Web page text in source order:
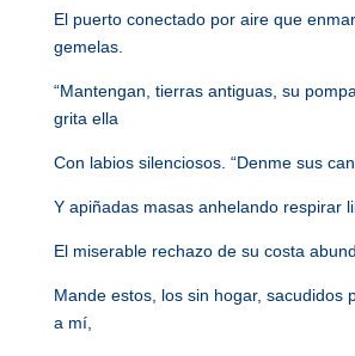
El puerto conectado por aire que
gemelas.
“Mantengan, tierras antiguas, su
grita ella
Con labios silenciosos. “Denme sus
Y apiñadas masas anhelando respirar
El miserable rechazo de su costa
Mande estos, los sin hogar, sacudidos
a mí,